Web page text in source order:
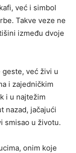
već i simbol
Takve veze ne
između dvoje
geste, već živi u
i zajedničkim
i u najtežim
nazad, jačajući
smisao u životu.
onim koje